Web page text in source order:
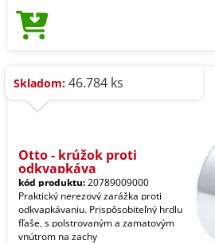
Skladom: 46.784 ks
Otto - krúžok proti
odkvapkáva
kód produktu:20789009000
Praktický nerezový zarážka proti
odkvapkávaniu. Prispôsobiteľný hrdlu
fľaše, s polstrovaným a zamatovým
vnútrom na zachy